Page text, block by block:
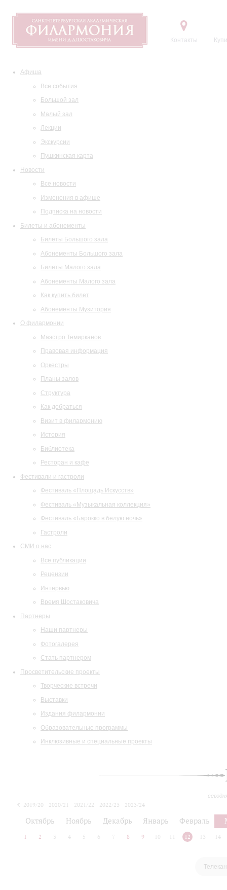
Контакты
Афиша
Все события
Большой зал
Малый зал
Лекции
Экскурсии
Пушкинская карта
Новости
Все новости
Изменения в афише
Подписка на новости
Билеты и абонементы
Билеты Большого зала
Абонементы Большого зала
Билеты Малого зала
Абонементы Малого зала
Как купить билет
Абонементы Музитория
О филармонии
Маэстро Темирканов
Правовая информация
Оркестры
Планы залов
Структура
Как добраться
Визит в филармонию
История
Библиотека
Ресторан и кафе
Фестивали и гастроли
Фестиваль «Площадь Искусств»
Фестиваль «Музыкальная коллекция»
Фестиваль «Барокко в белую ночь»
Гастроли
СМИ о нас
Все публикации
Рецензии
Интервью
Время Шостаковича
Партнеры
Наши партнеры
Фотогалерея
Стать партнером
Просветительские проекты
Творческие встречи
Выставки
Издания филармонии
Образовательные программы
Инклюзивные и специальные проекты
2019/20 2020/21 2021/22 2022/23
2023/24
Октябрь Ноябрь Декабрь Январь Февраль
1 2 3 4 5 6 7 8 9 10 12 13 14